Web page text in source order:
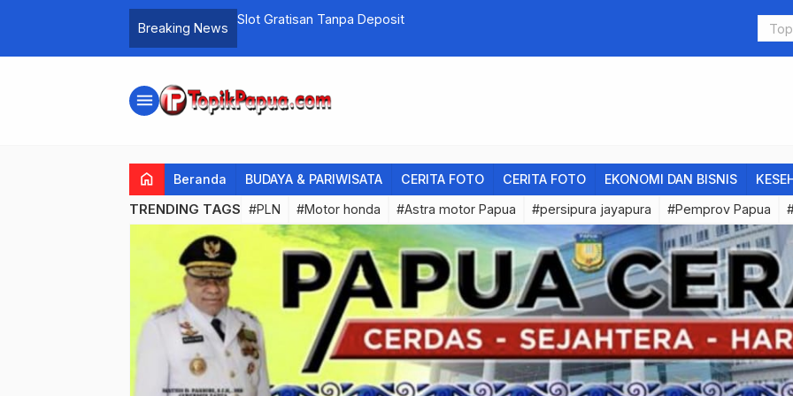
Breaking News
Menangkan Berjudi Kasino Online 2026
Judi Slot
menu
home Beranda BUDAYA & PARIWISATA CERITA FOTO CERITA FOTO EKONOMI DAN BISNIS
TRENDING TAGS #PLN #Motor honda #Astra motor Papua #persipura jayapura #Pemprov Papua